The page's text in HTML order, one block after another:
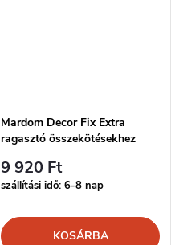
Mardom Decor Fix Extra
ragasztó összekötésekhez
9 920 Ft
szállítási idő: 6-8 nap
KOSÁRBA